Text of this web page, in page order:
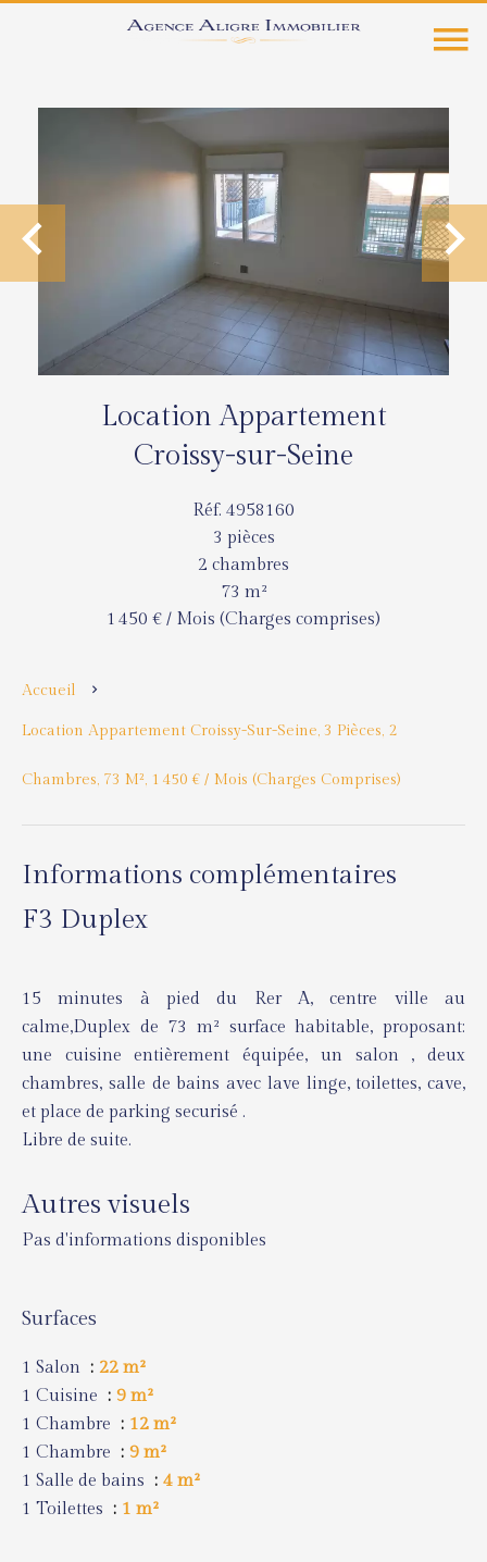
Location Appartement
Croissy-sur-Seine
Réf. 4958160
3 pièces
2 chambres
73 m²
1 450 € / Mois (Charges comprises)
Accueil
Location Appartement Croissy-Sur-Seine, 3 Pièces, 2
Chambres, 73 M², 1 450 € / Mois (Charges Comprises)
Informations complémentaires
F3 Duplex
15 minutes à pied du Rer A, centre ville au
calme,Duplex de 73 m² surface habitable, proposant:
une cuisine entièrement équipée, un salon , deux
chambres, salle de bains avec lave linge, toilettes, cave,
et place de parking securisé .
Libre de suite.
Autres visuels
Pas d'informations disponibles
Surfaces
1 Salon
22 m²
1 Cuisine
9 m²
1 Chambre
12 m²
1 Chambre
9 m²
1 Salle de bains
4 m²
1 Toilettes
1 m²